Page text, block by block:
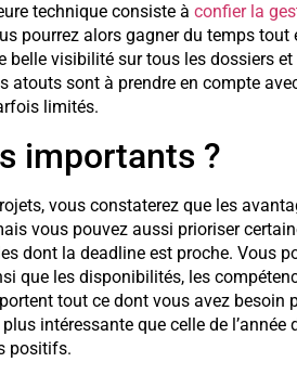
technique consiste à confier la
pourrez alors gagner du temps tout
belle visibilité sur tous les dossiers
atouts sont à prendre en compte
limités.
importants ?
vous constaterez que les
vous pouvez aussi prioriser
dont la deadline est proche. Vous
que les disponibilités, les
tout ce dont vous avez besoin
intéressante que celle de l’année
positifs.